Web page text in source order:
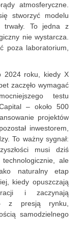
atmosferyczne.
stworzyć modelu
trwały. To jedna z
nie wystarcza.
poza laboratorium,
2024 roku, kiedy X
zaczęło wymagać
testu
– około 500
projektów
inwestorem,
To ważny sygnał:
musi dziś
ale
naturalny etap
kiedy opuszczają
i zaczynają
z presją rynku,
samodzielnego